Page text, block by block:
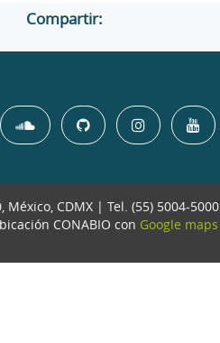
Compartir:
CDMX | Tel. (55) 5004-5000
CONABIO con Google maps